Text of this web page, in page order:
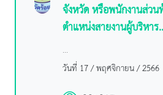
จังหวัด หรือพนักงานส่ว
ตำแหน่งสายงานผู้บริหาร
...
วันที่ 17 / พฤศจิกายน / 2566